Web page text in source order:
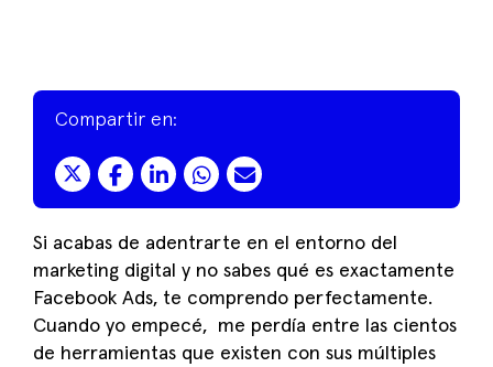
Compartir en:
Si acabas de adentrarte en el entorno del
marketing digital y no sabes qué es exactamente
Facebook Ads, te comprendo perfectamente.
Cuando yo empecé, me perdía entre las cientos
de herramientas que existen con sus múltiples